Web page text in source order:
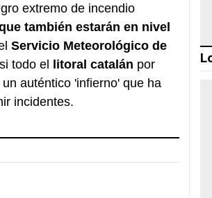
extremo de incendio
también estarán en nivel
Servicio Meteorológico de
todo el litoral catalán por
auténtico 'infierno' que ha
incidentes.